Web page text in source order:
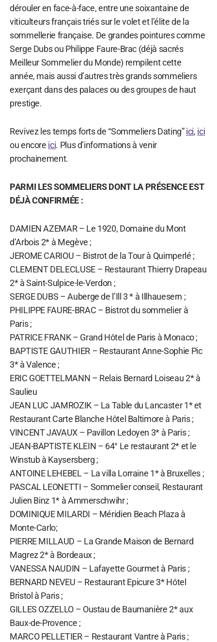
dérouler en face-à-face, entre une soixantaine de
viticulteurs français triés sur le volet et l’élite de la
sommellerie française. De grandes pointures comme
Serge Dubs ou Philippe Faure-Brac (déjà sacrés
Meilleur Sommelier du Monde) rempilent cette
année, mais aussi d’autres très grands sommeliers
exerçant dans des palaces ou des groupes de haut
prestige.
Revivez les temps forts de “Sommeliers Dating”ici, ici
ou encore ici. Plus d’informations à venir
prochainement.
PARMI LES SOMMELIERS DONT LA PRÉSENCE EST
DÉJÀ CONFIRMÉE :
DAMIEN AZEMAR – Le 1920, Domaine du Mont
d’Arbois 2* à Megève ;
JEROME CARIOU – Bistrot de la Tour à Quimperlé ;
CLEMENT DELECLUSE – Restaurant Thierry Drapeau
2* à Saint-Sulpice-le-Verdon ;
SERGE DUBS – Auberge de l’Ill 3 * à Illhauesern ;
PHILIPPE FAURE-BRAC – Bistrot du sommelier à
Paris ;
PATRICE FRANK – Grand Hôtel de Paris à Monaco ;
BAPTISTE GAUTHIER – Restaurant Anne-Sophie Pic
3* à Valence ;
ERIC GOETTELMANN – Relais Bernard Loiseau 2* à
Saulieu
JEAN LUC JAMROZIK – La Table du Lancaster 1* et
Restaurant Carte Blanche Hôtel Baltimore à Paris ;
VINCENT JAVAUX – Pavillon Ledoyen 3* à Paris ;
JEAN-BAPTISTE KLEIN – 64° Le restaurant 2* et le
Winstub à Kaysersberg ;
ANTOINE LEHEBEL – La villa Lorraine 1* à Bruxelles ;
PASCAL LEONETTI – Sommelier conseil, Restaurant
Julien Binz 1* à Ammerschwihr ;
DOMINIQUE MILARDI – Méridien Beach Plaza à
Monte-Carlo;
PIERRE MILLAUD – La Grande Maison de Bernard
Magrez 2* à Bordeaux ;
VANESSA NAUDIN – Lafayette Gourmet à Paris ;
BERNARD NEVEU – Restaurant Epicure 3* Hôtel
Bristol à Paris ;
GILLES OZZELLO – Oustau de Baumanière 2* aux
Baux-de-Provence ;
MARCO PELLETIER – Restaurant Vantre à Paris ;